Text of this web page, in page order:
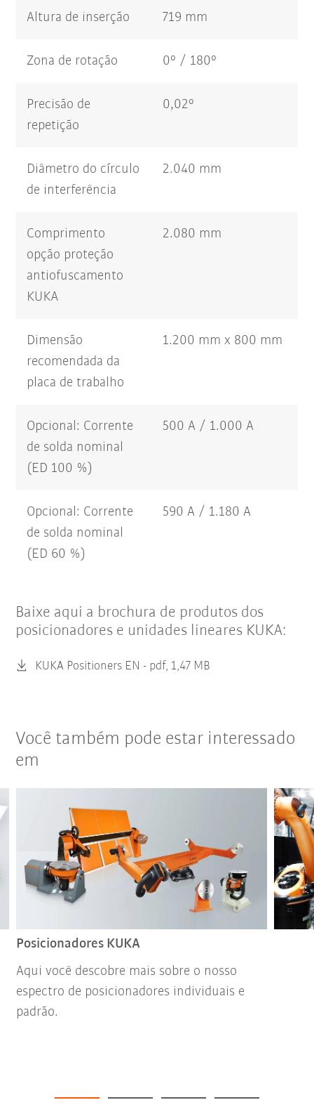
Altura de inserção 719 mm
Zona de rotação 0° / 180°
Precisão de
repetição
0,02°
Diâmetro do círculo
de interferência
2.040 mm
Comprimento
opção proteção
antiofuscamento
KUKA
2.080 mm
Dimensão
recomendada da
placa de trabalho
1.200 mm x 800 mm
Opcional: Corrente
de solda nominal
(ED 100 %)
500 A / 1.000 A
Opcional: Corrente
de solda nominal
(ED 60 %)
590 A / 1.180 A
Baixe aqui a brochura de produtos dos
posicionadores e unidades lineares KUKA:
KUKA Positioners EN - pdf, 1,47 MB
Você também pode estar interessado
em
Posicionadores KUKA
Aqui você descobre mais sobre o nosso
espectro de posicionadores individuais e
padrão.